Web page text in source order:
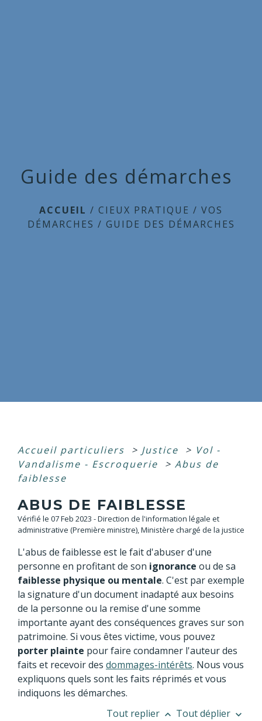
Guide des démarches
ACCUEIL / CIEUX PRATIQUE / VOS
DÉMARCHES / GUIDE DES DÉMARCHES
Accueil particuliers > Justice > Vol -
Vandalisme - Escroquerie
> Abus de
faiblesse
ABUS DE FAIBLESSE
Vérifié le 07 Feb 2023 - Direction de l'information légale et
administrative (Première ministre), Ministère chargé de la justice
L'abus de faiblesse est le fait d'abuser d'une
personne en profitant de son ignorance ou de sa
faiblesse physique ou mentale. C'est par exemple
la signature d'un document inadapté aux besoins
de la personne ou la remise d'une somme
importante ayant des conséquences graves sur son
patrimoine. Si vous êtes victime, vous pouvez
porter plainte pour faire condamner l'auteur des
faits et recevoir des dommages-intérêts. Nous vous
expliquons quels sont les faits réprimés et vous
indiquons les démarches.
Tout replier keyboard_arrow_up Tout déplier keyboard_arrow_down